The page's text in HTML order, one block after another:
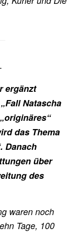
ergänzt
Natascha
das Thema
Danach
über
des
waren noch
Tage, 100